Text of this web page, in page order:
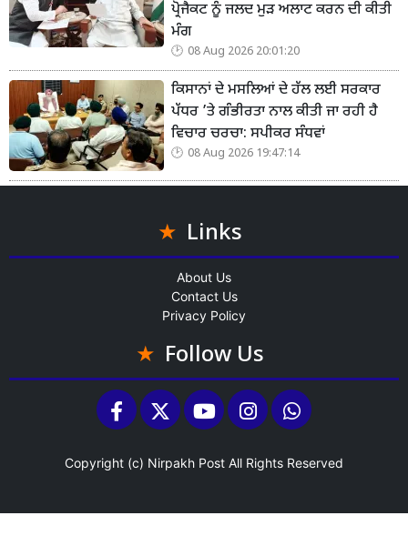
ਪ੍ਰੋਜੈਕਟ ਨੂੰ ਜਲਦ ਮੁੜ ਅਲਾਟ ਕਰਨ ਦੀ ਕੀਤੀ
ਮੰਗ
08 Aug 2026 20:01:20
ਕਿਸਾਨਾਂ ਦੇ ਮਸਲਿਆਂ ਦੇ ਹੱਲ ਲਈ ਸਰਕਾਰ
ਪੱਧਰ ’ਤੇ ਗੰਭੀਰਤਾ ਨਾਲ ਕੀਤੀ ਜਾ ਰਹੀ ਹੈ
ਵਿਚਾਰ ਚਰਚਾ: ਸਪੀਕਰ ਸੰਧਵਾਂ
08 Aug 2026 19:47:14
Links
About Us
Contact Us
Privacy Policy
Follow Us
Copyright (c) Nirpakh Post All Rights Reserved